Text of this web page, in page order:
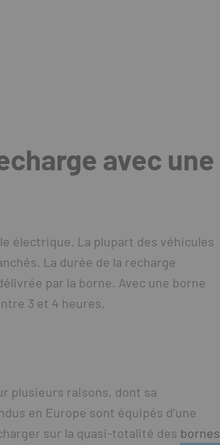
avec une
électrique. La plupart des véhicules
La durée de la recharge
par la borne. Avec une borne
3 et 4 heures.
plusieurs raisons, dont sa
en Europe sont équipés d’une
sur la quasi-totalité des bornes